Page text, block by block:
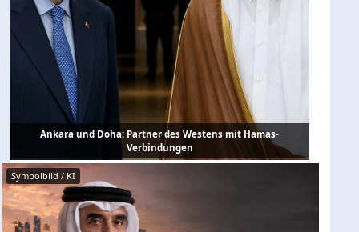
Ankara und Doha: Partner des Westens mit Hamas-
Verbindungen
Symbolbild / KI